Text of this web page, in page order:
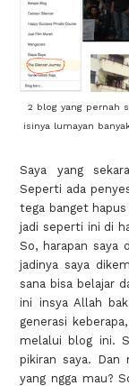
2 blog yang pernah
isinya lumayan
Saya yang
Seperti ada
tega banget hapus
jadi seperti ini di
So, harapan saya
jadinya saya
sana bisa belajar
ini insya Allah
generasi
melalui blog ini.
pikiran saya. Dan
yang ngga mau?